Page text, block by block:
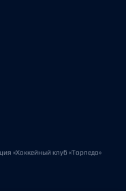
«Хоккейный клуб «Торпедо»